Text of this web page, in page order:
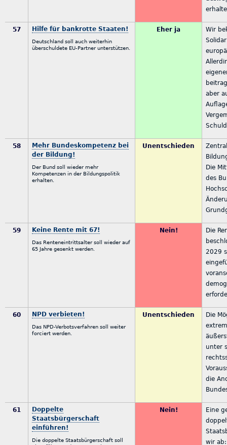
57 Hilfe für bankrotte Staaten!
Deutschland soll auch weiterhin
überschuldete EU-Partner unterstützen.
Eher ja
Wir
aber
58
Mehr Bundeskompetenz bei
der Bildung!
Der Bund soll wieder mehr
Kompetenzen in der Bildungspolitik
erhalten.
Unentschieden
Die
des
59 Keine Rente mit 67!
Das Renteneintrittsalter soll wieder auf
65 Jahre gesenkt werden.
Nein!
Die
2029
60 NPD verbieten!
Das NPD-Verbotsverfahren soll weiter
forciert werden.
Unentschieden
Die
unter
die
61
Doppelte
Staatsbürgerschaft
einführen!
Die doppelte Staatsbürgerschaft soll
Nein!
Eine
wir ab: